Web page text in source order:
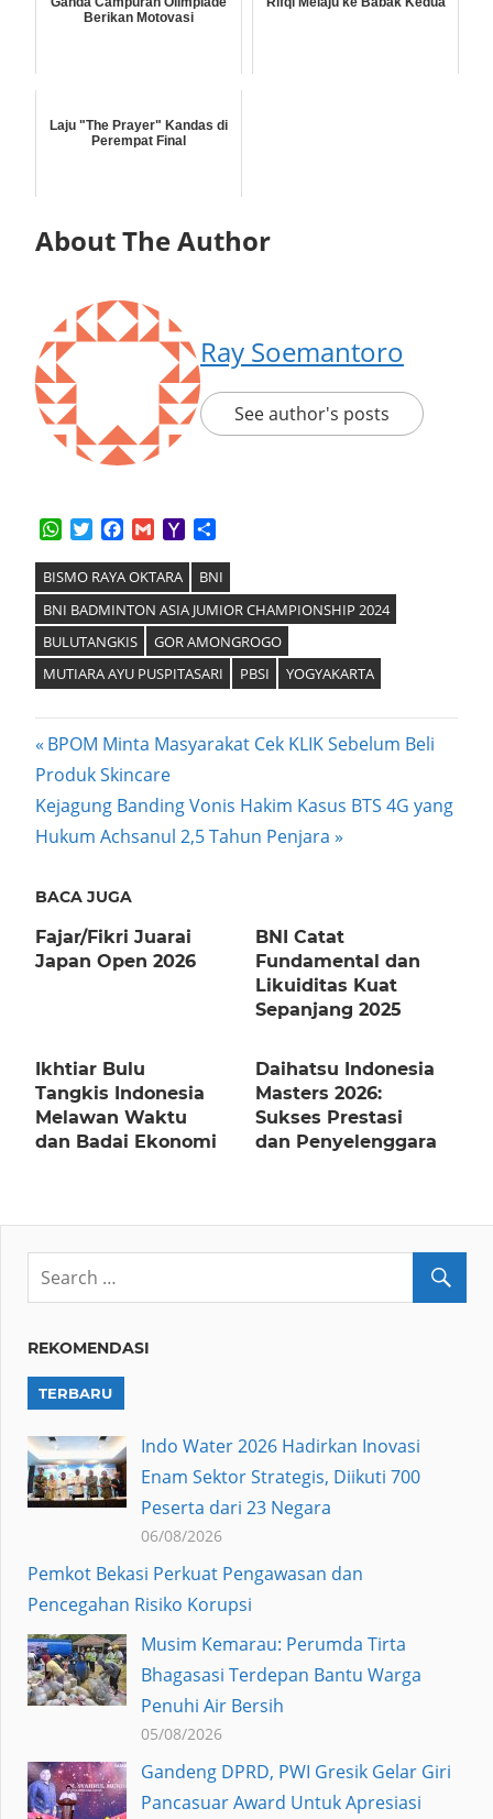
Berikan Motovasi
Laju "The Prayer" Kandas di
Perempat Final
About The Author
Ray Soemantoro
See author's posts
WhatsApp
TwitterFacebook
GmailYahoo
BISMO RAYA OKTARA
BNI
BNI BADMINTON ASIA JUMIOR CHAMPIONSHIP 2024
BULUTANGKIS
GOR AMONGROGO
MUTIARA AYU PUSPITASARI
PBSI YOGYAKARTA
Post
navigation
Previous
Post:
BPOM Minta Masyarakat Cek KLIK Sebelum Beli
Produk Skincare
Next
Post:
Kejagung Banding Vonis Hakim Kasus BTS 4G yang
Hukum Achsanul 2,5 Tahun Penjara
BACA JUGA
Fajar/Fikri Juarai
Japan Open 2026
BNI Catat
Fundamental dan
Likuiditas Kuat
Sepanjang 2025
Ikhtiar Bulu
Tangkis Indonesia
Melawan Waktu
dan Badai Ekonomi
Daihatsu Indonesia
Masters 2026:
Sukses Prestasi
dan Penyelenggara
REKOMENDASI
TERBARU
Indo Water 2026 Hadirkan Inovasi
Enam Sektor Strategis, Diikuti 700
Peserta dari 23 Negara
06/08/2026
Pemkot Bekasi Perkuat Pengawasan dan
Pencegahan Risiko Korupsi
Musim Kemarau: Perumda Tirta
Bhagasasi Terdepan Bantu Warga
Penuhi Air Bersih
05/08/2026
Gandeng DPRD, PWI Gresik Gelar Giri
Pancasuar Award Untuk Apresiasi